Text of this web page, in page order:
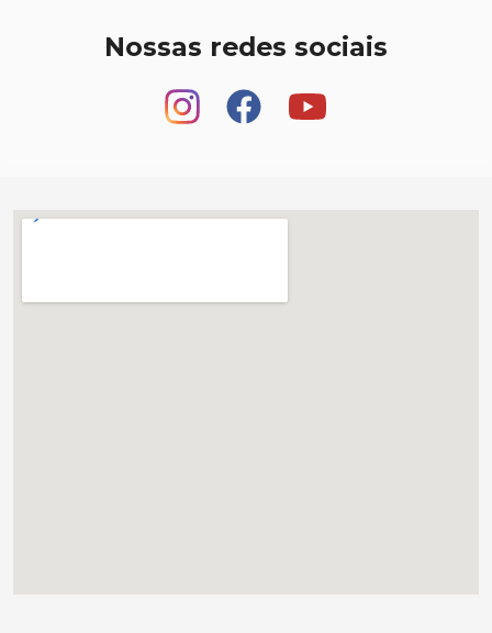
Nossas redes sociais